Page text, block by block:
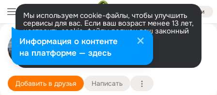
Войти
Мы используем cookie-файлы, чтобы улучшить
сервисы для вас. Если ваш возраст менее 13 лет,
настроить cookie-файлы должен ваш законный
представитель. Больше информации
Разрешить все Настроить
Вадим Коротаев
Санкт-Петербург
45 школа
Подробнее
Добавить в друзья Написать
Информация о контенте
на платформе — здесь